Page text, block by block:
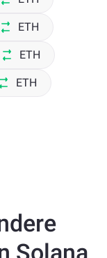
ETH
ETH
ETH
Solana